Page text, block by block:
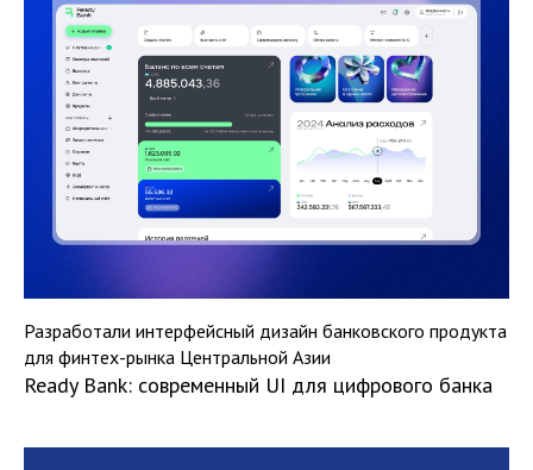
Разработали интерфейсный дизайн банковского продукта
для финтех-рынка Центральной Азии
Ready Bank: современный UI для цифрового банка